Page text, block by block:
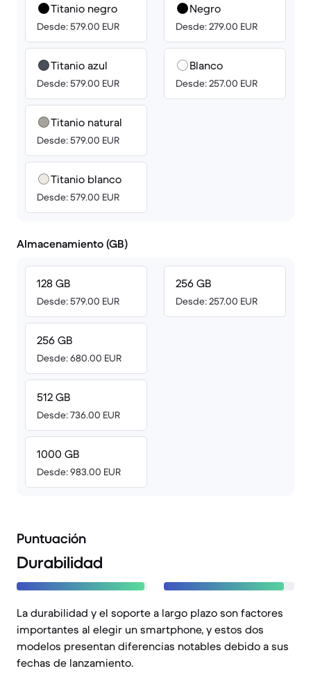
Titanio negro
Desde: 579.00 EUR
Titanio azul
Desde: 579.00 EUR
Titanio natural
Desde: 579.00 EUR
Titanio blanco
Desde: 579.00 EUR
Negro
Desde: 279.00 EUR
Blanco
Desde: 257.00 EUR
Almacenamiento (GB)
128 GB
Desde: 579.00 EUR
256 GB
Desde: 680.00 EUR
512 GB
Desde: 736.00 EUR
1000 GB
Desde: 983.00 EUR
256 GB
Desde: 257.00 EUR
Puntuación
Durabilidad
La durabilidad y el soporte a largo plazo son factores
importantes al elegir un smartphone, y estos dos
modelos presentan diferencias notables debido a sus
fechas de lanzamiento.